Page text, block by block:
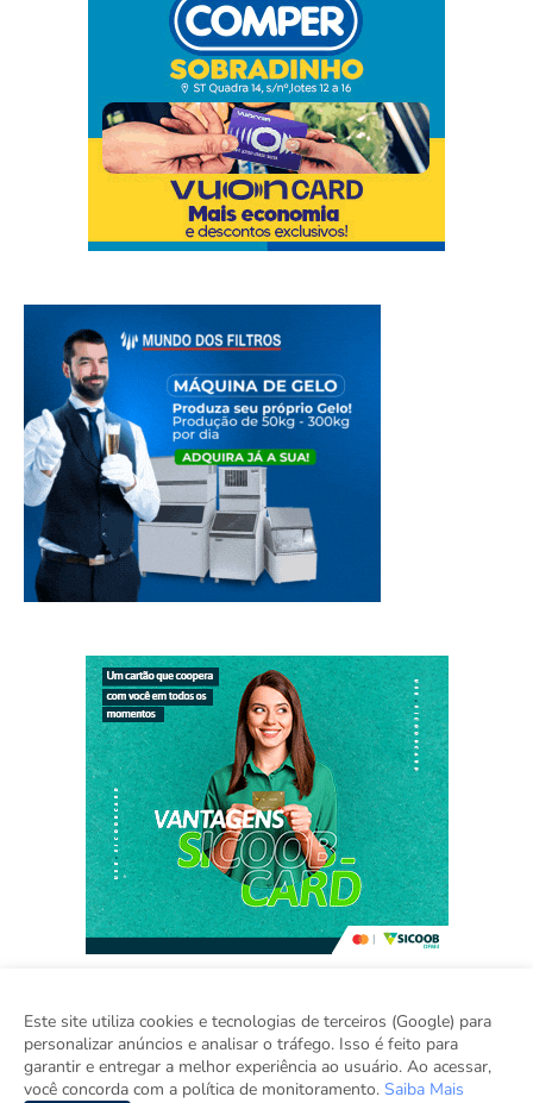
Home Sobre Contato
Sugestão de Pauta
Grupo Inova
Este site utiliza cookies e tecnologias de terceiros (Google) para
personalizar anúncios e analisar o tráfego. Isso é feito para
garantir e entregar a melhor experiência ao usuário. Ao acessar,
você concorda com a política de monitoramento. Saiba Mais